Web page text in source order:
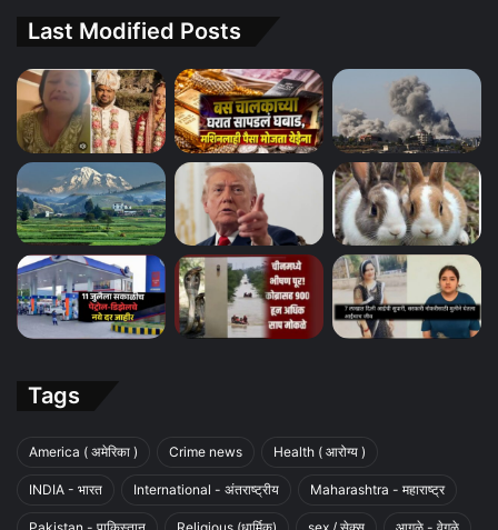
Last Modified Posts
Tags
America ( अमेरिका ) Crime news Health ( आरोग्य )
INDIA - भारत International - अंतराष्ट्रीय Maharashtra - महाराष्ट्र